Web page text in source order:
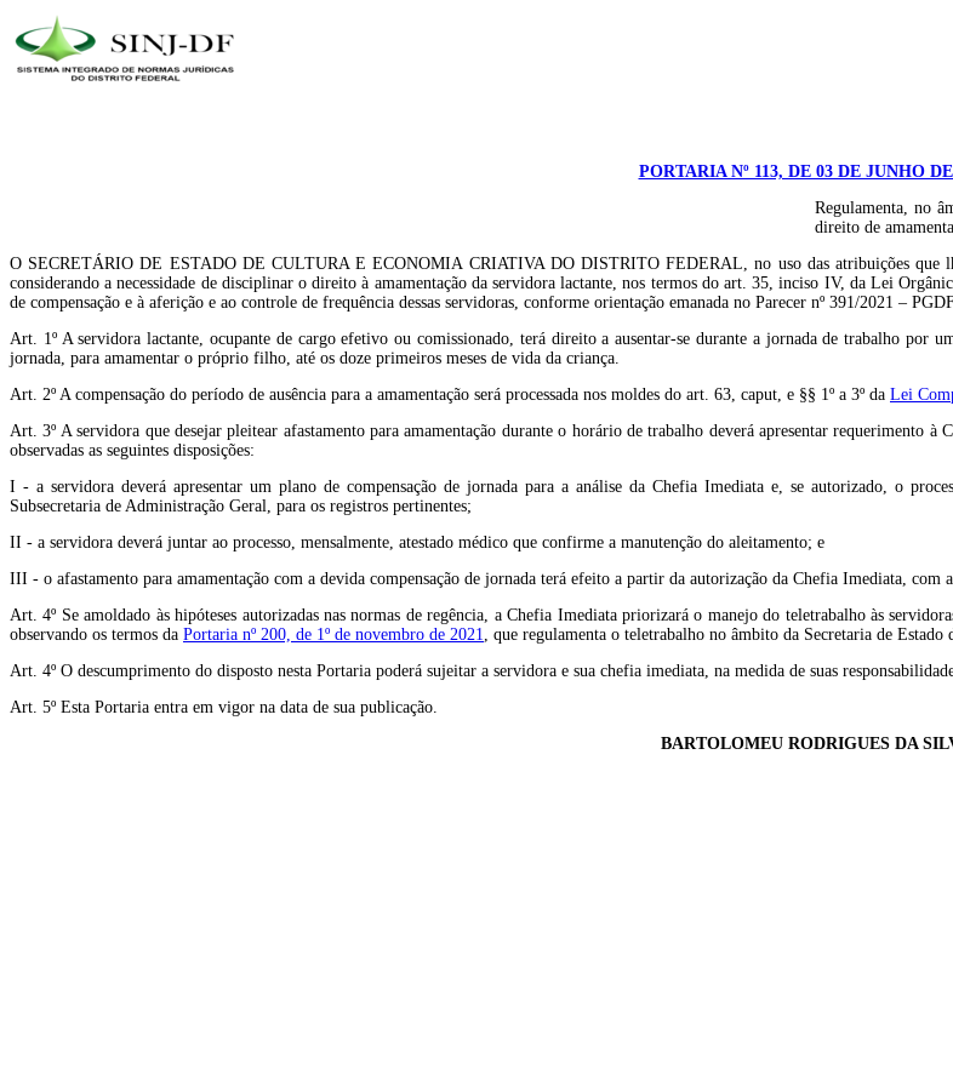
PORTARIA Nº 113, DE 03 DE JUNHO
Regulamenta, no
direito de
O SECRETÁRIO DE ESTADO DE CULTURA E ECONOMIA CRIATIVA DO DISTRITO FEDERAL, no uso das atribuições
considerando a necessidade de disciplinar o direito à amamentação da servidora lactante, nos termos do art. 35, inciso IV, da Lei
de compensação e à aferição e ao controle de frequência dessas servidoras, conforme orientação emanada no Parecer nº 391/2021 –
Art. 1º A servidora lactante, ocupante de cargo efetivo ou comissionado, terá direito a ausentar-se durante a jornada de trabalho por
jornada, para amamentar o próprio filho, até os doze primeiros meses de vida da criança.
Art. 2º A compensação do período de ausência para a amamentação será processada nos moldes do art. 63, caput, e §§ 1º a 3º da Lei
Art. 3º A servidora que desejar pleitear afastamento para amamentação durante o horário de trabalho deverá apresentar requerimento
observadas as seguintes disposições:
I - a servidora deverá apresentar um plano de compensação de jornada para a análise da Chefia Imediata e, se autorizado, o
Subsecretaria de Administração Geral, para os registros pertinentes;
II - a servidora deverá juntar ao processo, mensalmente, atestado médico que confirme a manutenção do aleitamento; e
III - o afastamento para amamentação com a devida compensação de jornada terá efeito a partir da autorização da Chefia Imediata, com
Art. 4º Se amoldado às hipóteses autorizadas nas normas de regência, a Chefia Imediata priorizará o manejo do teletrabalho às
observando os termos da Portaria nº 200, de 1º de novembro de 2021, que regulamenta o teletrabalho no âmbito da Secretaria de
Art. 4º O descumprimento do disposto nesta Portaria poderá sujeitar a servidora e sua chefia imediata, na medida de suas
Art. 5º Esta Portaria entra em vigor na data de sua publicação.
BARTOLOMEU RODRIGUES DA